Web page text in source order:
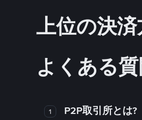
上位の決
よくある
1 P2P取引所とは?